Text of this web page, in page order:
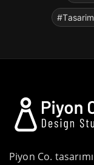
Piyon Co.